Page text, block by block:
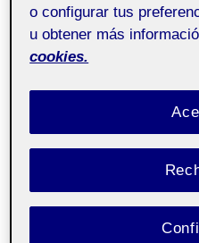
Hola aquí os dejo mi
Reproductor
vídeo
o configurar tus
u obtener más
cookies.